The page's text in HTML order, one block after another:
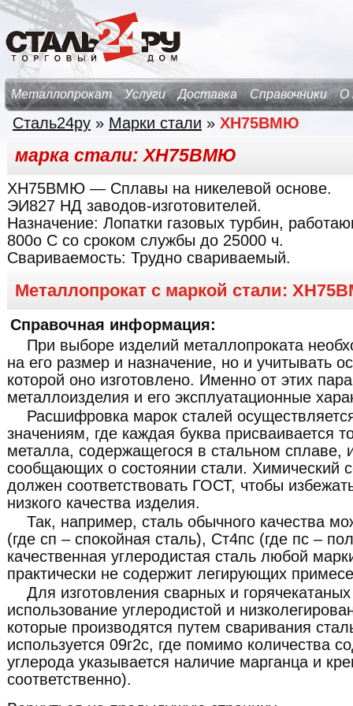
Металлопрокат Услуги Доставка Справочники О
Сталь24ру » Марки стали » ХН75ВМЮ
марка стали: ХН75ВМЮ
ХН75ВМЮ — Сплавы на никелевой основе.
ЭИ827 НД заводов-изготовителей.
Назначение: Лопатки газовых турбин,
800о С со сроком службы до 25000 ч.
Свариваемость: Трудно свариваемый.
Металлопрокат с маркой стали:
Справочная информация:
При выборе изделий металлопроката
на его размер и назначение, но и учитывать
которой оно изготовлено. Именно от этих
металлоизделия и его эксплуатационные
Расшифровка марок сталей
значениям, где каждая буква присваивается
металла, содержащегося в стальном сплаве,
сообщающих о состоянии стали. Химический
должен соответствовать ГОСТ, чтобы
низкого качества изделия.
Так, например, сталь обычного качества
(где сп – спокойная сталь), Ст4пс (где пс –
качественная углеродистая сталь любой
практически не содержит легирующих
Для изготовления сварных и
использование углеродистой и
которые производятся путем сваривания
используется 09г2с, где помимо количества
углерода указывается наличие марганца и
соответственно).